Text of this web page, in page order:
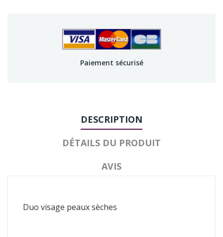
Paiement sécurisé
DESCRIPTION
DÉTAILS DU PRODUIT
AVIS
Duo visage peaux sèches